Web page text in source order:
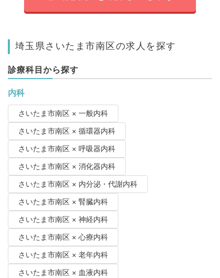
埼玉県さいたま市南区の求人を探す
診療科目から探す
内科
さいたま市南区 × 一般内科
さいたま市南区 × 循環器内科
さいたま市南区 × 呼吸器内科
さいたま市南区 × 消化器内科
さいたま市南区 × 内分泌・代謝内科
さいたま市南区 × 腎臓内科
さいたま市南区 × 神経内科
さいたま市南区 × 心療内科
さいたま市南区 × 老年内科
さいたま市南区 × 血液内科